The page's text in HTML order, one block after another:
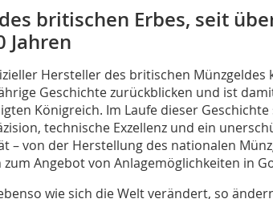
britischen Erbes, seit
Jahren
Hersteller des britischen Münzgeldes
Geschichte zurückblicken und ist
Königreich. Im Laufe dieser
technische Exzellenz und ein
– von der Herstellung des nationalen
zum Angebot von Anlagemöglichkeiten in
wie sich die Welt verändert, so